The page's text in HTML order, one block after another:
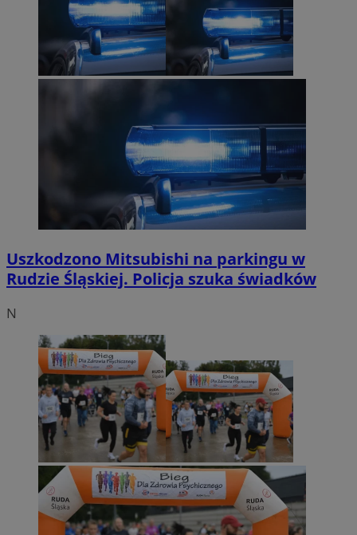
Uszkodzono Mitsubishi na parkingu w
Rudzie Śląskiej. Policja szuka świadków
N